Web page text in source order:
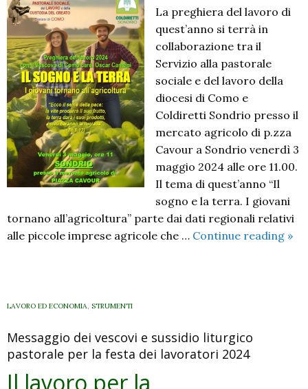
La preghiera del lavoro di
quest’anno si terrà in
collaborazione tra il
Servizio alla pastorale
sociale e del lavoro della
diocesi di Como e
Coldiretti Sondrio presso il
mercato agricolo di p.zza
Cavour a Sondrio venerdì 3
maggio 2024 alle ore 11.00.
Il tema di quest’anno “Il
sogno e la terra. I giovani
tornano all’agricoltura” parte dai dati regionali relativi
alle piccole imprese agricole che … Continue reading “Il
»
LAVORO ED ECONOMIA, STRUMENTI
Messaggio dei vescovi e sussidio liturgico
pastorale per la festa dei lavoratori 2024
Il lavoro per la